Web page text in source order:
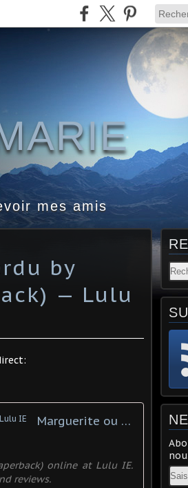
mes amis
by
— Lulu
Marguerite ou le pot perdu by Marie Chevalier (Paperback) — Lulu IE
online at Lulu IE.
reviews.